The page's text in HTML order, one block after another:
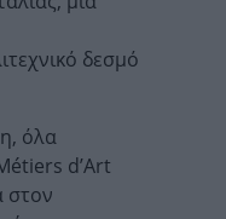
δεσμό
όλα
d’Art
στον